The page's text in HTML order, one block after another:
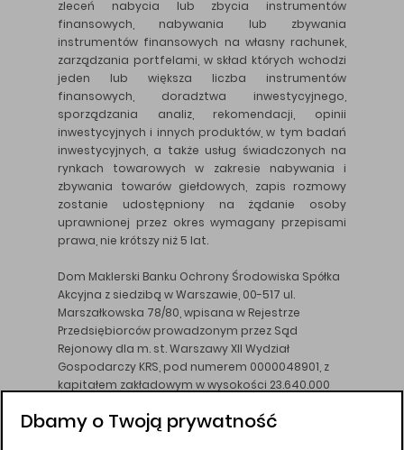
zleceń nabycia lub zbycia instrumentów
finansowych, nabywania lub zbywania
instrumentów finansowych na własny rachunek,
zarządzania portfelami, w skład których wchodzi
jeden lub większa liczba instrumentów
finansowych, doradztwa inwestycyjnego,
sporządzania analiz, rekomendacji, opinii
inwestycyjnych i innych produktów, w tym badań
inwestycyjnych, a także usług świadczonych na
rynkach towarowych w zakresie nabywania i
zbywania towarów giełdowych, zapis rozmowy
zostanie udostępniony na żądanie osoby
uprawnionej przez okres wymagany przepisami
prawa, nie krótszy niż 5 lat.
Dom Maklerski Banku Ochrony Środowiska Spółka
Akcyjna z siedzibą w Warszawie, 00-517 ul.
Marszałkowska 78/80, wpisana w Rejestrze
Przedsiębiorców prowadzonym przez Sąd
Rejonowy dla m. st. Warszawy XII Wydział
Gospodarczy KRS, pod numerem 0000048901, z
kapitałem zakładowym w wysokości 23.640.000
DM BOŚ działa na podstawie zezwolenia KNF z dnia
Dbamy o Twoją prywatność